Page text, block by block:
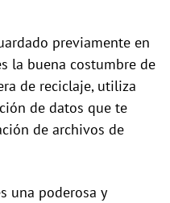
previamente en
la buena costumbre de
de reciclaje, utiliza
de datos que te
de archivos de
una poderosa y